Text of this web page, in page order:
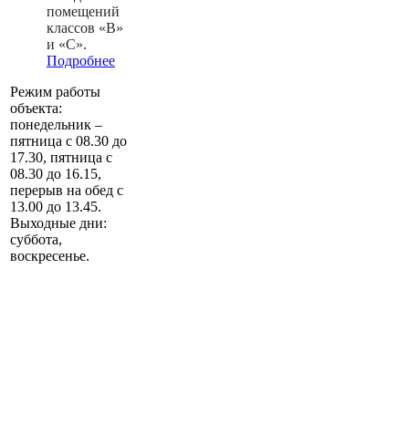
помещений
классов «В»
и «С».
Подробнее
Режим работы
объекта:
понедельник –
пятница с 08.30 до
17.30, пятница с
08.30 до 16.15,
перерыв на обед с
13.00 до 13.45.
Выходные дни:
суббота,
воскресенье.